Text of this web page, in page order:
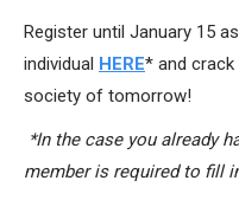
Register until January 15
individual HERE* and
society of tomorrow!
*In the case you already
member is required to fill